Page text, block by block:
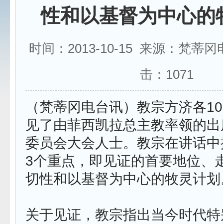
性和以基督为中心的
时间：2013-10-15 来源：梵蒂
击： 1071
（梵蒂冈电台讯）教宗方济各
见了由菲西凯拉总主教率领的
委员会大会人士。教宗在讲话
3个重点，即见证的首要地位、
切性和以基督为中心的牧灵计
关于见证，教宗指出当今时代